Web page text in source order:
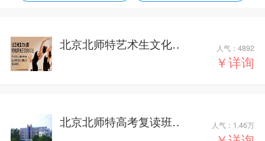
北京北师特艺术生文化
人气：4892
￥详询
北京北师特高考复读班
人气： 1.46万